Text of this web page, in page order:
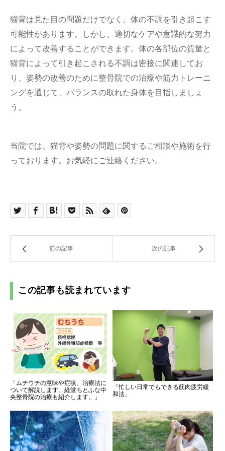
猫背は見た目の問題だけでなく、体の不調を引き起こす
可能性があります。しかし、適切なケアや意識的な努力
によって改善することができます。体の各部位の質量と
猫背によって引き起こされる不調は密接に関連してお
り、姿勢の改善のために整骨院での治療や筋力トレーニ
ングを通じて、バランスの取れた身体を目指しましょ
う。
当院では、猫背や姿勢の問題に関するご相談や施術を行
っております。お気軽にご連絡ください。
前の記事 次の記事
この記事も読まれています
「ムチウチの意味や症状、治療法に
ついて解説します。経堂ちとふな中
央整骨院の治療も紹介します。」
「忙しい日常でもできる筋肉疲労緩
和法」